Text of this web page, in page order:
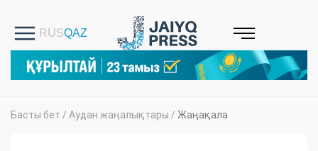
Басты бет / Аудан жаңалықтары / Жаңақала